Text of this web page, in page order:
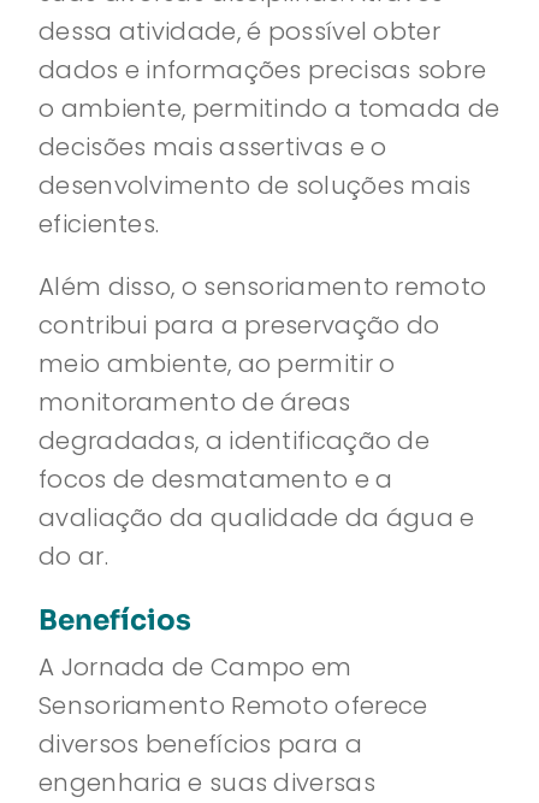
dessa atividade, é possível obter
dados e informações precisas sobre
o ambiente, permitindo a tomada de
decisões mais assertivas e o
desenvolvimento de soluções mais
eficientes.
Além disso, o sensoriamento remoto
contribui para a preservação do
meio ambiente, ao permitir o
monitoramento de áreas
degradadas, a identificação de
focos de desmatamento e a
avaliação da qualidade da água e
do ar.
Benefícios
A Jornada de Campo em
Sensoriamento Remoto oferece
diversos benefícios para a
engenharia e suas diversas